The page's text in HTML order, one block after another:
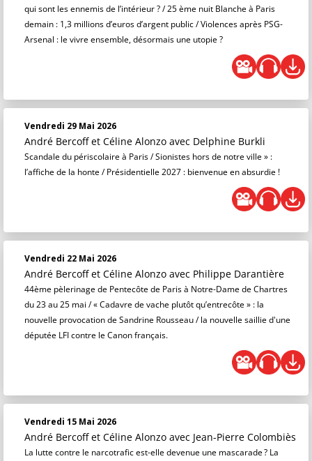
qui sont les ennemis de l’intérieur ? / 25 ème nuit Blanche à Paris
demain : 1,3 millions d’euros d’argent public / Violences après PSG-
Arsenal : le vivre ensemble, désormais une utopie ?
Vendredi 29 Mai 2026
André Bercoff et Céline Alonzo avec Delphine Burkli
Scandale du périscolaire à Paris / Sionistes hors de notre ville » :
l’affiche de la honte / Présidentielle 2027 : bienvenue en absurdie !
Vendredi 22 Mai 2026
André Bercoff et Céline Alonzo avec Philippe Darantière
44ème pèlerinage de Pentecôte de Paris à Notre-Dame de Chartres
du 23 au 25 mai / « Cadavre de vache plutôt qu’entrecôte » : la
nouvelle provocation de Sandrine Rousseau / la nouvelle saillie d'une
députée LFI contre le Canon français.
Vendredi 15 Mai 2026
André Bercoff et Céline Alonzo avec Jean-Pierre Colombiès
La lutte contre le narcotrafic est-elle devenue une mascarade ? La